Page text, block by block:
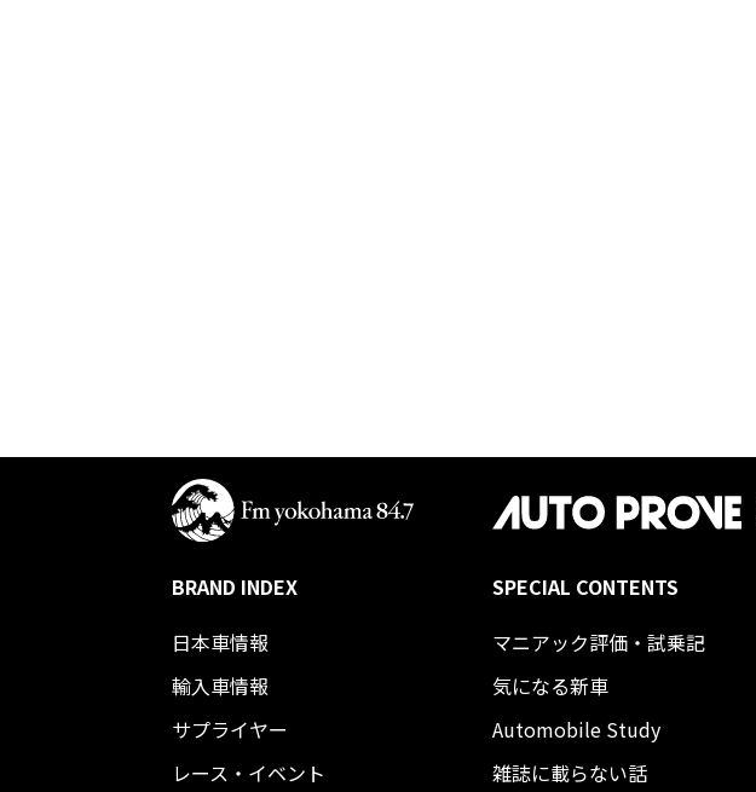
BRAND INDEX
日本車情報​
輸入車情報
サプライヤー
レース・イベント
SPECIAL CONTENTS
マニアック評価・試乗記
気になる新車
Automobile Study
雑誌に載らない話